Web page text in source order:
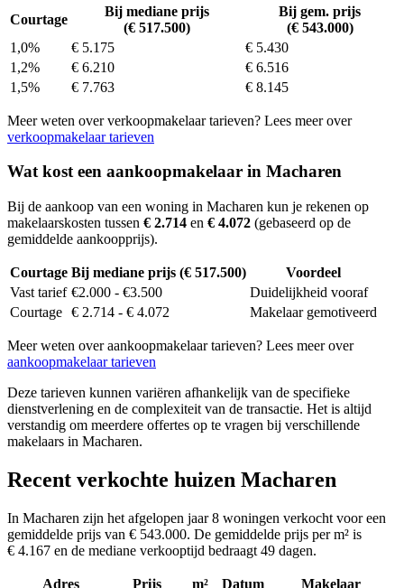
Courtage
Bij mediane prijs
(€ 517.500)
Bij gem. prijs
(€ 543.000)
1,0%
€ 5.175
€ 5.430
1,2%
€ 6.210
€ 6.516
1,5%
€ 7.763 € 8.145
Meer weten over verkoopmakelaar tarieven? Lees meer over
verkoopmakelaar tarieven
Wat kost een aankoopmakelaar in Macharen
Bij de aankoop van een woning in Macharen kun je rekenen op
makelaarskosten tussen € 2.714 en € 4.072 (gebaseerd op de
gemiddelde aankoopprijs).
Courtage Bij mediane prijs (€ 517.500)
Voordeel
Vast tarief €2.000 - €3.500
Duidelijkheid vooraf
Courtage € 2.714 - € 4.072 Makelaar gemotiveerd
Meer weten over aankoopmakelaar tarieven? Lees meer over
aankoopmakelaar tarieven
Deze tarieven kunnen variëren afhankelijk van de specifieke
dienstverlening en de complexiteit van de transactie. Het is altijd
verstandig om meerdere offertes op te vragen bij verschillende
makelaars in Macharen.
Recent verkochte huizen Macharen
In Macharen zijn het afgelopen jaar 8 woningen verkocht voor een
gemiddelde prijs van € 543.000. De gemiddelde prijs per m² is
€ 4.167 en de mediane verkooptijd bedraagt 49 dagen.
Adres Prijs m² Datum
Makelaar